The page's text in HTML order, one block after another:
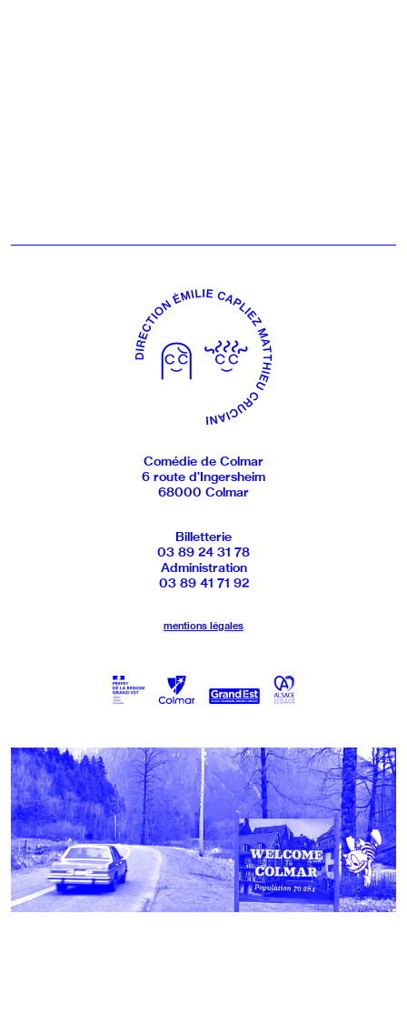
Comédie de Colmar
6 route d’Ingersheim
68000 Colmar
Billetterie
03 89 24 31 78
Administration
03 89 41 71 92
mentions légales